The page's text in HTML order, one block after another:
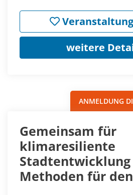
weitere
ANMELDUNG
Gemeinsam für
klimaresiliente
Stadtentwicklung
Methoden für